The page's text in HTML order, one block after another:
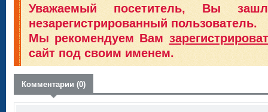
Уважаемый посетитель, Вы
незарегистрированный пользователь.
Мы рекомендуем Вам
сайт под своим именем.
Комментарии (0)